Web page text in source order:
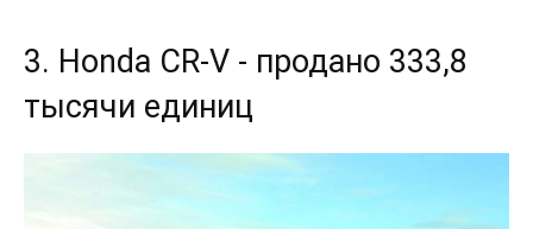
3. Honda CR-V - продано 333,8
тысячи единиц